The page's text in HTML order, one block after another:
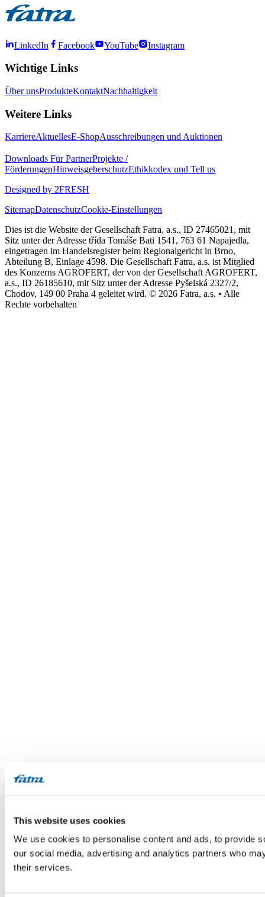
This website uses cookies
We use cookies to personalise content and ads, to provide
our social media, advertising and analytics partners who
their services.
LinkedIn Facebook YouTube Instagram
Wichtige Links
Über unsProdukteKontaktNachhaltigkeit
Weitere Links
KarriereAktuellesE-ShopAusschreibungen und Auktionen
Downloads Für PartnerProjekte /
FörderungenHinweisgeberschutzEthikkodex und Tell us
Designed by 2FRESH
SitemapDatenschutzCookie-Einstellungen
Dies ist die Website der Gesellschaft Fatra, a.s., ID 27465021, mit
Sitz unter der Adresse třída Tomáše Bati 1541, 763 61 Napajedla,
eingetragen im Handelsregister beim Regionalgericht in Brno,
Abteilung B, Einlage 4598. Die Gesellschaft Fatra, a.s. ist Mitglied
des Konzerns AGROFERT, der von der Gesellschaft AGROFERT,
a.s., ID 26185610, mit Sitz unter der Adresse Pyšelská 2327/2,
Chodov, 149 00 Praha 4 geleitet wird. © 2026 Fatra, a.s. • Alle
Rechte vorbehalten